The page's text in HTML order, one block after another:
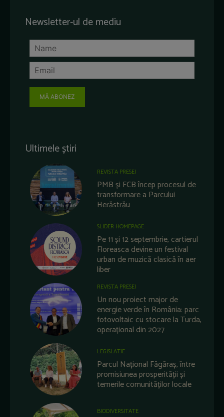
Newsletter-ul de mediu
MĂ ABONEZ
Ultimele știri
REVISTA PRESEI
PMB și FCB încep procesul de
transformare a Parcului
Herăstrău
SLIDER HOMEPAGE
Pe 11 și 12 septembrie, cartierul
Floreasca devine un festival
urban de muzică clasică în aer
liber
REVISTA PRESEI
Un nou proiect major de
energie verde în România: parc
fotovoltaic cu stocare la Turda,
operațional din 2027
LEGISLATIE
Parcul Național Făgăraș, între
promisiunea prosperității și
temerile comunităților locale
BIODIVERSITATE